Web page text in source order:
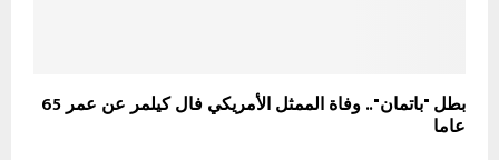
بطل "باتمان".. وفاة الممثل الأمريكي فال كيلمر عن عمر 65
عاما